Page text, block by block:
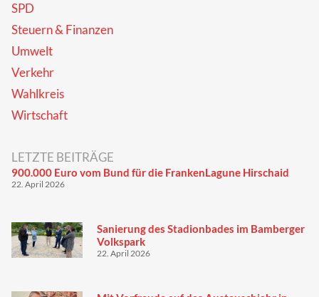
SPD
Steuern & Finanzen
Umwelt
Verkehr
Wahlkreis
Wirtschaft
LETZTE BEITRÄGE
900.000 Euro vom Bund für die FrankenLagune Hirschaid
22. April 2026
Sanierung des Stadionbades im Bamberger
Volkspark
22. April 2026